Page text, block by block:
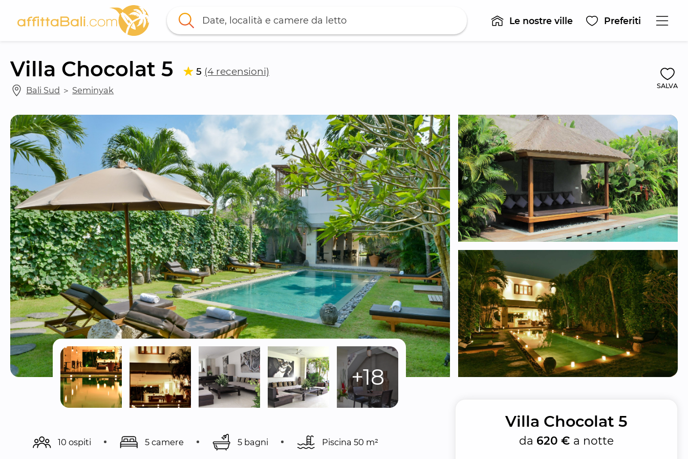
Date, località e camere da letto Le nostre ville Preferiti
Villa Chocolat 5 5 (4 recensioni)
Bali Sud ＞ Seminyak SALVA
+18
10 ospiti 5 camere 5 bagni Piscina 50 m²
Villa Chocolat 5
da 620 € a notte